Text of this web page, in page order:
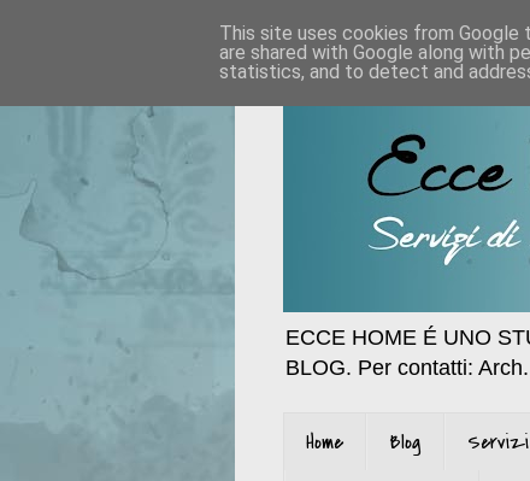
ECCE HOME É UNO
BLOG. Per contatti:
Home Blog Servizi
This site uses cookies from Google
are shared with Google along with
statistics, and to detect and